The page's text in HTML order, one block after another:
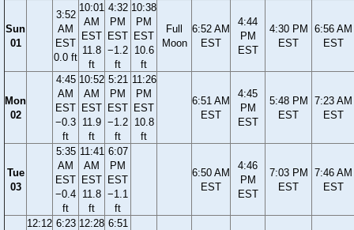
Sun
01
3:52
AM
EST
0.0 ft
10:01
AM
EST
11.8
ft
4:32
PM
EST
−1.2
ft
10:38
PM
EST
10.6
ft
Full
Moon
6:52 AM
EST
4:44
PM
EST
4:30 PM
EST
6:56 AM
EST
Mon
02
4:45
AM
EST
−0.3
ft
10:52
AM
EST
11.9
ft
5:21
PM
EST
−1.2
ft
11:26
PM
EST
10.8
ft
6:51 AM
EST
4:45
PM
EST
5:48 PM
EST
7:23 AM
EST
Tue
03
5:35
AM
EST
−0.4
ft
11:41
AM
EST
11.8
ft
6:07
PM
EST
−1.1
ft
6:50 AM
EST
4:46
PM
EST
7:03 PM
EST
7:46 AM
EST
12:12 6:23 12:28 6:51